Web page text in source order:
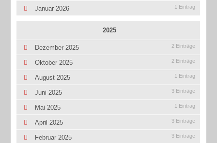
Januar 2026 1 Eintrag
2025
Dezember 2025 2 Einträge
Oktober 2025 2 Einträge
August 2025 1 Eintrag
Juni 2025 3 Einträge
Mai 2025 1 Eintrag
April 2025 3 Einträge
Februar 2025 3 Einträge